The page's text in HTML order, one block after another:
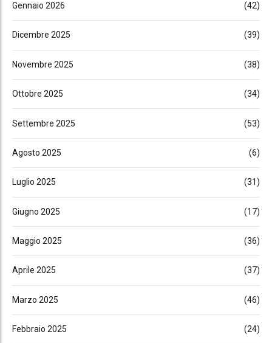
Gennaio 2026 (42)
Dicembre 2025 (39)
Novembre 2025 (38)
Ottobre 2025 (34)
Settembre 2025 (53)
Agosto 2025 (6)
Luglio 2025 (31)
Giugno 2025 (17)
Maggio 2025 (36)
Aprile 2025 (37)
Marzo 2025 (46)
Febbraio 2025 (24)